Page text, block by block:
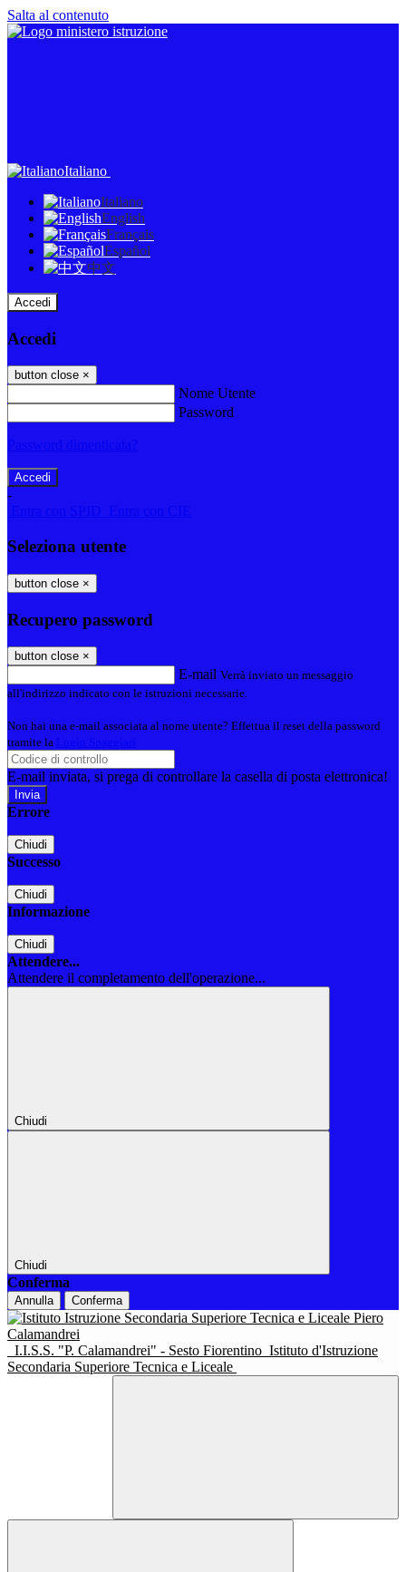
Salta al contenuto
Italiano
Italiano
English
Français
Español
中文
Accedi
Accedi
button close ×
Nome Utente
Password
-
Seleziona utente
button close ×
Recupero password
button close ×
E-mail Verrà inviato un messaggio
all'indirizzo indicato con le istruzioni necessarie.
Non hai una e-mail associata al nome utente? Effettua il reset della password
tramite la
E-mail inviata, si prega di controllare la casella di posta elettronica!
Errore
Chiudi
Successo
Chiudi
Informazione
Chiudi
Attendere...
Attendere il completamento dell'operazione...
Chiudi
Chiudi
Conferma
Annulla Conferma
I.I.S.S. "P. Calamandrei" - Sesto Fiorentino Istituto d'Istruzione
Secondaria Superiore Tecnica e Liceale